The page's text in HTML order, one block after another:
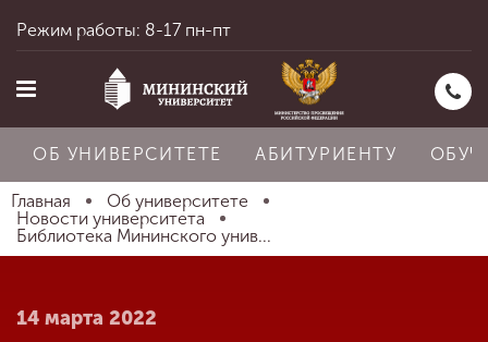
Главная
Режим работы: 8-17 пн-пт
ОБ УНИВЕРСИТЕТЕ АБИТУРИЕНТУ
Главная
Об университете
Новости университета
Библиотека Мининского унив...
14 марта 2022